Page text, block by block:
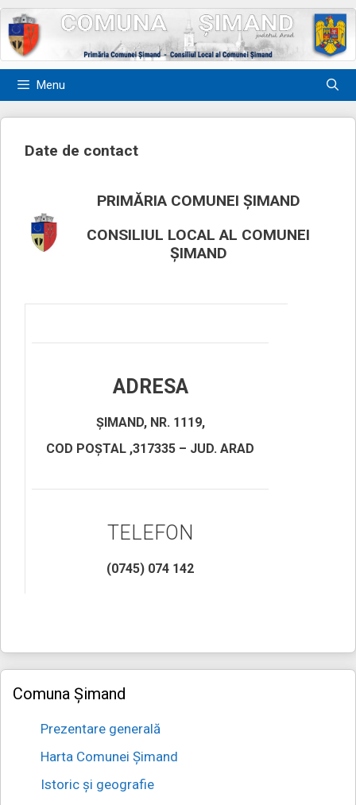
Sari
conținut
Menu
Date de contact
PRIMĂRIA COMUNEI ȘIMAND
CONSILIUL LOCAL AL COMUNEI
ȘIMAND
ADRESA
ȘIMAND, NR. 1119,
COD POȘTAL ,317335 – JUD. ARAD
TELEFON
(0745) 074 142
Comuna Șimand
Prezentare generală
Harta Comunei Șimand
Istoric și geografie